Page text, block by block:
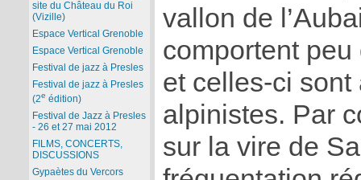
vallon de
comportent peu
et celles-ci
alpinistes. Par
sur la vire de
site du Château du Roi
(Vizille)
Espace Vertical Grenoble
Espace Vertical Grenoble
Festival de jazz à Presles
Festival de jazz à Presles
(2e édition)
Festival de Jazz à Presles
- 26 et 27 mai 2012
FILMS, CONCERTS,
DISCUSSIONS
Gypaètes du Vercors